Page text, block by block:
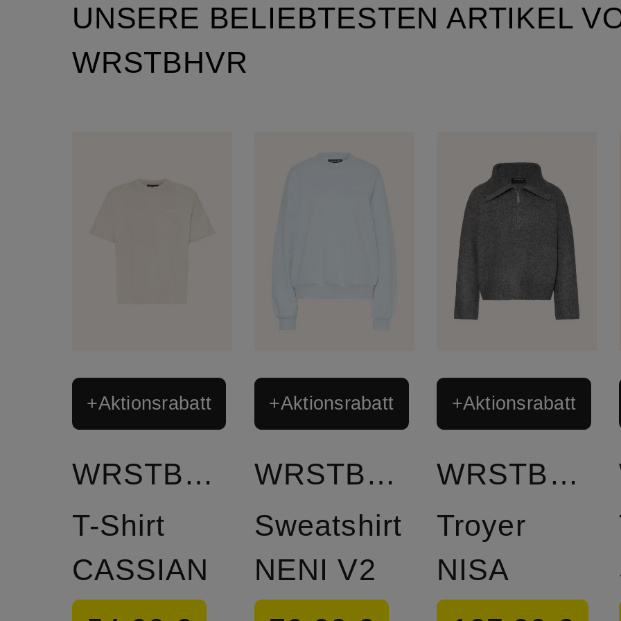
UNSERE BELIEBTESTEN ARTIKEL
WRSTBHVR
+Aktionsrabatt
WRSTBHVR
T-Shirt
CASSIAN
+Aktionsrabatt
WRSTBHVR
Sweatshirt
NENI V2
+Aktionsrabatt
WRSTBHVR
Troyer
NISA